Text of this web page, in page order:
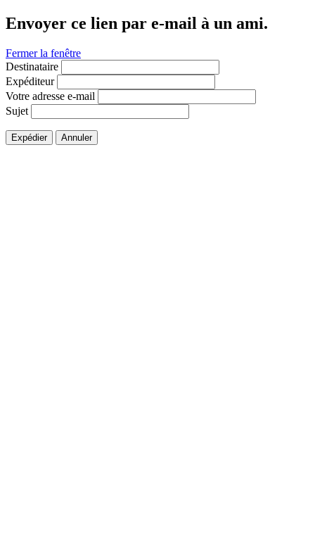
Envoyer ce lien par e-mail à un ami.
Fermer la fenêtre
Destinataire
Expéditeur
Votre adresse e-mail
Sujet
Expédier Annuler